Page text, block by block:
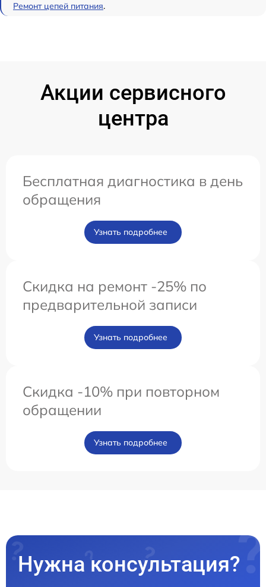
Ремонт цепей питания.
Акции сервисного
центра
Бесплатная диагностика в день
обращения
Узнать подробнее
Скидка на ремонт -25% по
предварительной записи
Узнать подробнее
Скидка -10% при повторном
обращении
Узнать подробнее
Нужна консультация?